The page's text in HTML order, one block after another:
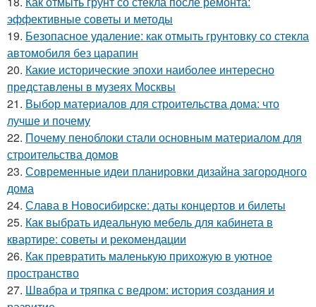
эффективные советы и методы
19. Безопасное удаление: как отмыть грунтовку со стекла
автомобиля без царапин
20. Какие исторические эпохи наиболее интересно
представлены в музеях Москвы
21. Выбор материалов для строительства дома: что
лучше и почему
22. Почему пеноблоки стали основным материалом для
строительства домов
23. Современные идеи планировки дизайна загородного
дома
24. Слава в Новосибирске: даты концертов и билеты
25. Как выбрать идеальную мебель для кабинета в
квартире: советы и рекомендации
26. Как превратить маленькую прихожую в уютное
пространство
27. Швабра и тряпка с ведром: история создания и